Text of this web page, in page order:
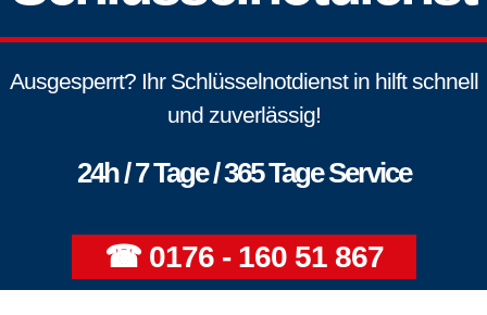
Ausgesperrt? Ihr Schlüsselnotdienst in hilft schnell
und zuverlässig!
24h / 7 Tage / 365 Tage Service
☎ 0176 - 160 51 867